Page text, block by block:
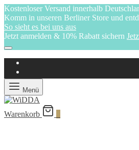
Kostenloser Versand innerhalb
Komm in unseren Berliner Store und
So sieht es bei uns aus
Jetzt anmelden & 10% Rabatt sichern
Menü
Warenkorb